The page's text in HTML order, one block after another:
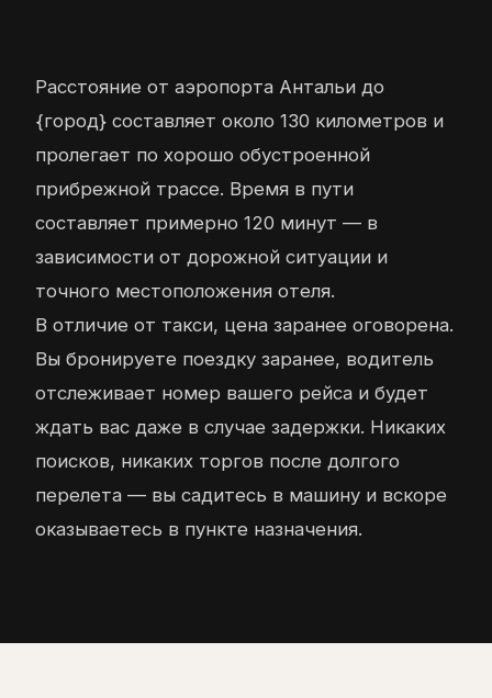
Расстояние от аэропорта Антальи до
{город} составляет около 130 километров и
пролегает по хорошо обустроенной
прибрежной трассе. Время в пути
составляет примерно 120 минут — в
зависимости от дорожной ситуации и
точного местоположения отеля.
В отличие от такси, цена заранее оговорена.
Вы бронируете поездку заранее, водитель
отслеживает номер вашего рейса и будет
ждать вас даже в случае задержки. Никаких
поисков, никаких торгов после долгого
перелета — вы садитесь в машину и вскоре
оказываетесь в пункте назначения.